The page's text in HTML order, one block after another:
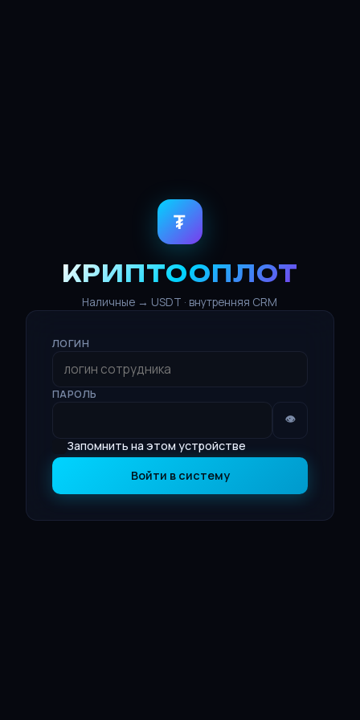
₮
КРИПТООПЛОТ
Наличные → USDT · внутренняя CRM
ЛОГИН
ПАРОЛЬ
👁
Запомнить на этом устройстве
Войти в систему